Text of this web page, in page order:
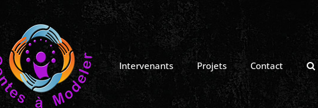
Intervenants Projets Contact
A Vos Masques ! Prêts,…Jouez !